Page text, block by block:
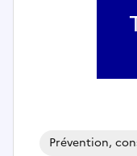
Prévention,